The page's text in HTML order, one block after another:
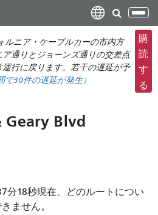
ン
コ
ン
テ
に
ナ
ビ
ゲ
ー
シ
ョ
ルニア・ケーブルカーの市内方
通りとジョーンズ通りの交差点
行に戻ります。若干の遅延が予
で30件の遅延が発生）
購
読
す
る
Geary Blvd
分18秒現在、どのルートについ
ません。